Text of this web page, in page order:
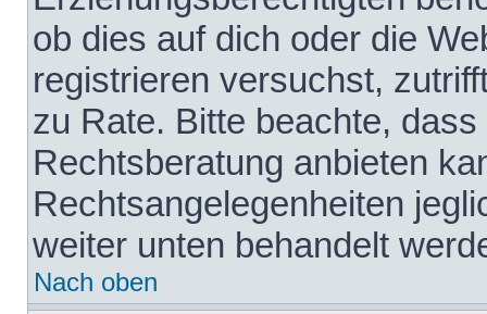
ob dies auf dich oder die
registrieren versuchst,
zu Rate. Bitte beachte,
Rechtsberatung anbieten
Rechtsangelegenheiten
weiter unten behandelt
Nach oben